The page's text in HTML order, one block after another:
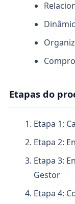
Etapas do
Etapa 1:
Etapa 2:
Etapa 3:
Gestor
Etapa 4: